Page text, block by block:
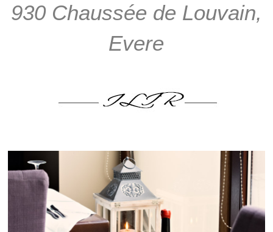
930 Chaussée de Louvain,
Evere